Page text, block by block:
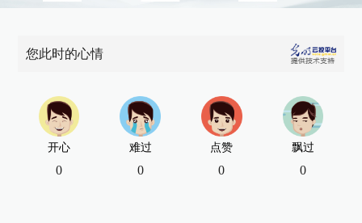
您此时的心情
开心
0
难过
0
点赞
0
飘过
0